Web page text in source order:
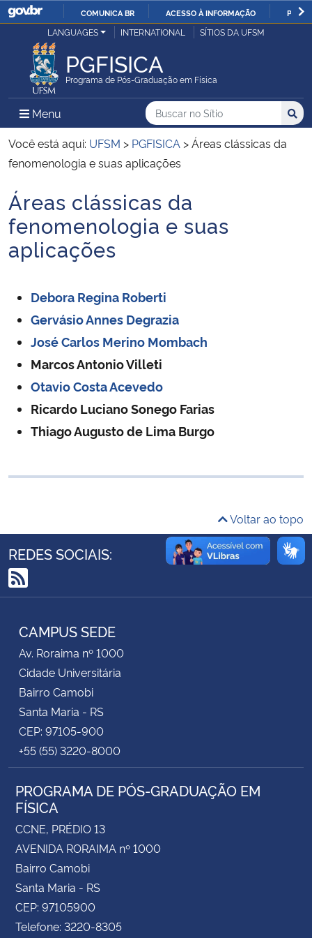
IR
O
COMUNICA BR ACESSO À INFORMAÇÃO
Ministério da Justiça e Segurança Pública
Ministério da Defesa
Ministério das Relações Exteriores
Ministério da Infraestrutura
Ministério da Agricultura, Pecuária e Abastecimento
Ministério da Cidadania
Ministério da Saúde
Ministério da Ciência, Tecnologia, Inovações e Comunicações
Controladoria-Geral da União
Secretaria-Geral
Secretaria de Governo
Gabinete de Segurança Institucional
Advocacia-Geral da União
Banco Central do Brasil
Planalto
LANGUAGES INTERNATIONAL SÍTIOS DA UFSM
PGFISICA
Programa de Pós-Graduação em Física
Menu Menu Principal do Sítio
Busca
Buscar no no Sítio
Busca:
Você está aqui: UFSM > PGFISICA >Áreas clássicas da
fenomenologia e suas aplicações
Início do conteúdo
Áreas clássicas da
fenomenologia e suas
aplicações
Debora Regina Roberti
Gervásio Annes Degrazia
José Carlos Merino Mombach
Marcos Antonio Villeti
Otavio Costa Acevedo
Ricardo Luciano Sonego Farias
Thiago Augusto de Lima Burgo
Voltar ao topo
REDES SOCIAIS:
RSS
CAMPUS SEDE
Av. Roraima nº 1000
Cidade Universitária
Bairro Camobi
Santa Maria - RS
CEP: 97105-900
+55 (55) 3220-8000
PROGRAMA DE PÓS-GRADUAÇÃO EM
FÍSICA
CCNE, PRÉDIO 13
AVENIDA RORAIMA nº 1000
Bairro Camobi
Santa Maria - RS
CEP: 97105900
Telefone: 3220-8305